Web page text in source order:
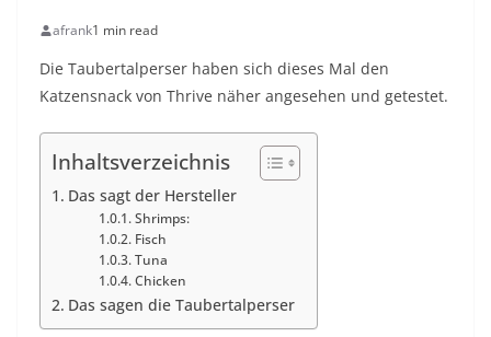
afrank1 min read
Die Taubertalperser haben sich dieses Mal den
Katzensnack von Thrive näher angesehen und getestet.
Inhaltsverzeichnis
Das sagt der Hersteller
Shrimps:
Fisch
Tuna
Chicken
Das sagen die Taubertalperser